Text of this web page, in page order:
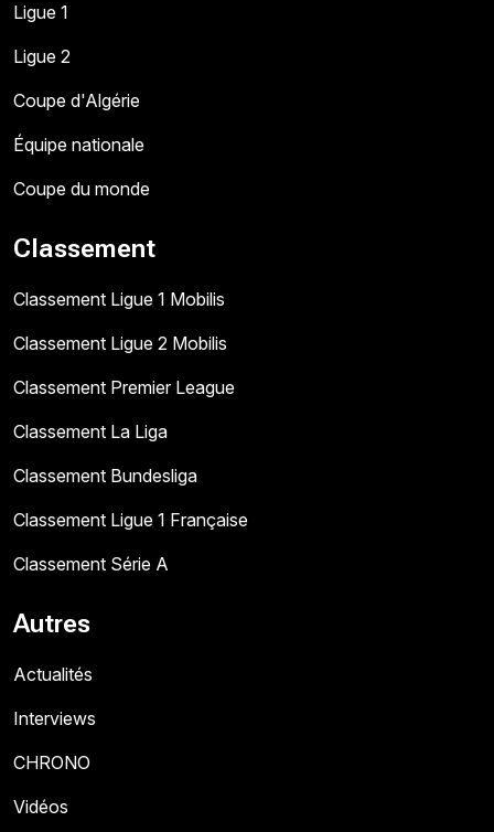
Ligue 1
Ligue 2
Coupe d'Algérie
Équipe nationale
Coupe du monde
Classement
Classement Ligue 1 Mobilis
Classement Ligue 2 Mobilis
Classement Premier League
Classement La Liga
Classement Bundesliga
Classement Ligue 1 Française
Classement Série A
Autres
Actualités
Interviews
CHRONO
Vidéos